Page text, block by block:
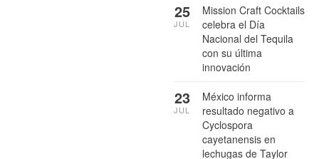
Mission Craft Cocktails
celebra el Día
Nacional del Tequila
con su última
innovación
25
JUL
México informa
resultado negativo a
Cyclospora
cayetanensis en
lechugas de Taylor
23
JUL